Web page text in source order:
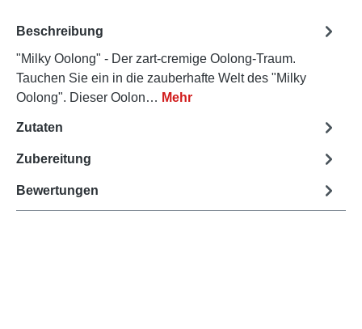
Beschreibung
"Milky Oolong" - Der zart-cremige Oolong-Traum.
Tauchen Sie ein in die zauberhafte Welt des "Milky
Oolong". Dieser Oolon… Mehr
Zutaten
Zubereitung
Bewertungen